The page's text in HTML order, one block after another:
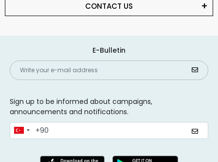
CONTACT US
E-Bulletin
Sign up to be informed about campaigns,
announcements and notifications.